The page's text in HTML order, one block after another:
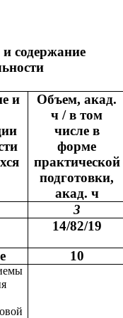
содержание
и
Объем, акад.
ч / в том
числе в
форме
практической
подготовки,
акад. ч
3
14/82/19
10